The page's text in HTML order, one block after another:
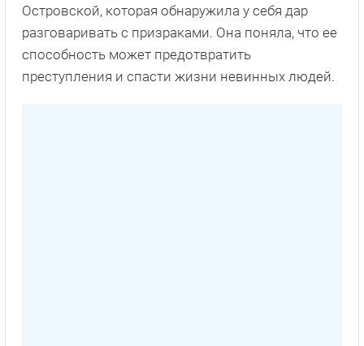
Островской, которая обнаружила у себя дар
разговаривать с призраками. Она поняла, что ее
способность может предотвратить
преступления и спасти жизни невинных людей.